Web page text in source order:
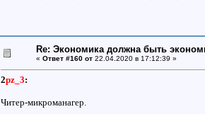
Re: Экономика должна быть
« Ответ #160 от 22.04.2020 в 17:12:39 »
2pz_3:
Читер-микроманагер.